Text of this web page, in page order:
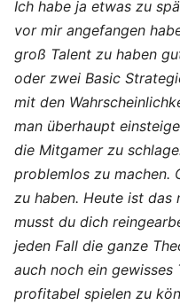
Ich habe ja etwas zu
vor mir angefangen
groß Talent zu haben
oder zwei Basic
mit den
man überhaupt
die Mitgamer zu
problemlos zu machen.
zu haben. Heute ist
musst du dich
jeden Fall die ganze
auch noch ein
profitabel spielen zu